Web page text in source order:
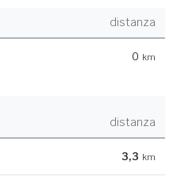
distanza
0 km
distanza
3,3 km